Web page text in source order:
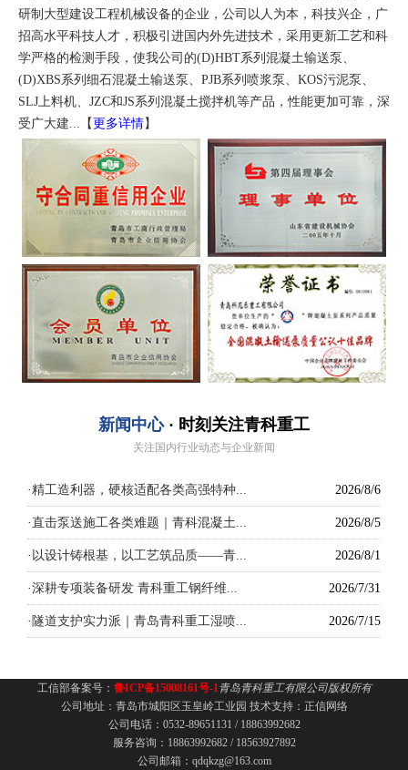
研制大型建设工程机械设备的企业，公司以人为本，科技兴企，广
招高水平科技人才，积极引进国内外先进技术，采用更新工艺和科
学严格的检测手段，使我公司的(D)HBT系列混凝土输送泵、
(D)XBS系列细石混凝土输送泵、PJB系列喷浆泵、KOS污泥泵、
SLJ上料机、JZC和JS系列混凝土搅拌机等产品，性能更加可靠，深
受广大建...【 更多详情】
新闻中心· 时刻关注青科重工
关注国内行业动态与企业新闻
2026/8/6
·精工造利器，硬核适配各类高强特种...
2026/8/5
·直击泵送施工各类难题｜青科混凝土...
2026/8/1
· 以设计铸根基，以工艺筑品质——青...
2026/7/31
·深耕专项装备研发 青科重工钢纤维...
2026/7/15
· 隧道支护实力派｜青岛青科重工湿喷...
工信部备案号： 鲁ICP备15008161号-1青岛青科重工有限公司版权所有
公司地址：青岛市城阳区玉皇岭工业园 技术支持： 正信网络
公司电话：0532-89651131 / 18863992682
服务咨询：18863992682 / 18563927892
公司邮箱：qdqkzg@163.com